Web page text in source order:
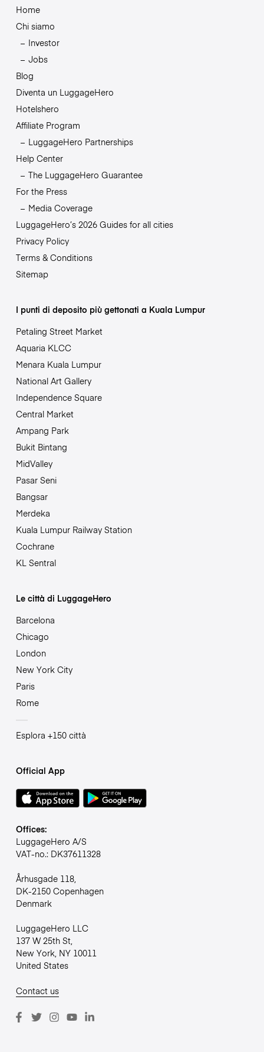
Home
Chi siamo
Investor
Jobs
Blog
Diventa un LuggageHero
Hotelshero
Affiliate Program
LuggageHero Partnerships
Help Center
The LuggageHero Guarantee
For the Press
Media Coverage
LuggageHero’s 2026 Guides for all cities
Privacy Policy
Terms & Conditions
Sitemap
I punti di deposito più gettonati a Kuala Lumpur
Petaling Street Market
Aquaria KLCC
Menara Kuala Lumpur
National Art Gallery
Independence Square
Central Market
Ampang Park
Bukit Bintang
MidValley
Pasar Seni
Bangsar
Merdeka
Kuala Lumpur Railway Station
Cochrane
KL Sentral
Le città di LuggageHero
Barcelona
Chicago
London
New York City
Paris
Rome
Esplora +150 città
Official App
Offices:
LuggageHero A/S
VAT-no.: DK37611328
Århusgade 118,
DK-2150 Copenhagen
Denmark
LuggageHero LLC
137 W 25th St,
New York, NY 10011
United States
Contact us